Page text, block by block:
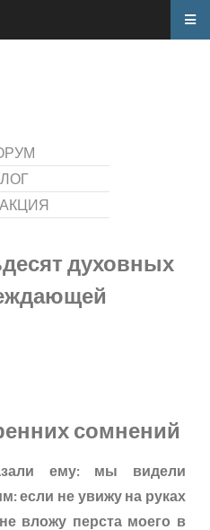
духовных
сомнений
ему: мы видели
если не увижу на руках
вложу перста моего в